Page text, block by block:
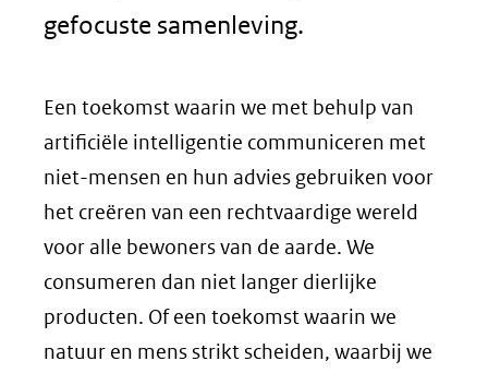
gefocuste samenleving.
Een toekomst waarin we met behulp van
artificiële intelligentie communiceren met
niet-mensen en hun advies gebruiken voor
het creëren van een rechtvaardige wereld
voor alle bewoners van de aarde. We
consumeren dan niet langer dierlijke
producten. Of een toekomst waarin we
natuur en mens strikt scheiden, waarbij we